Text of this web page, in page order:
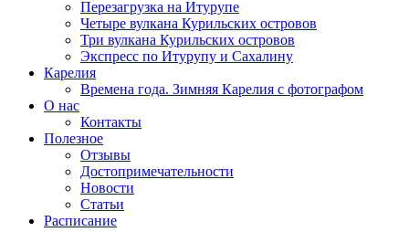
Перезагрузка на Итурупе
Четыре вулкана Курильских островов
Три вулкана Курильских островов
Экспресс по Итурупу и Сахалину
Карелия
Времена года. Зимняя Карелия с фотографом
О нас
Контакты
Полезное
Отзывы
Достопримечательности
Новости
Статьи
Расписание